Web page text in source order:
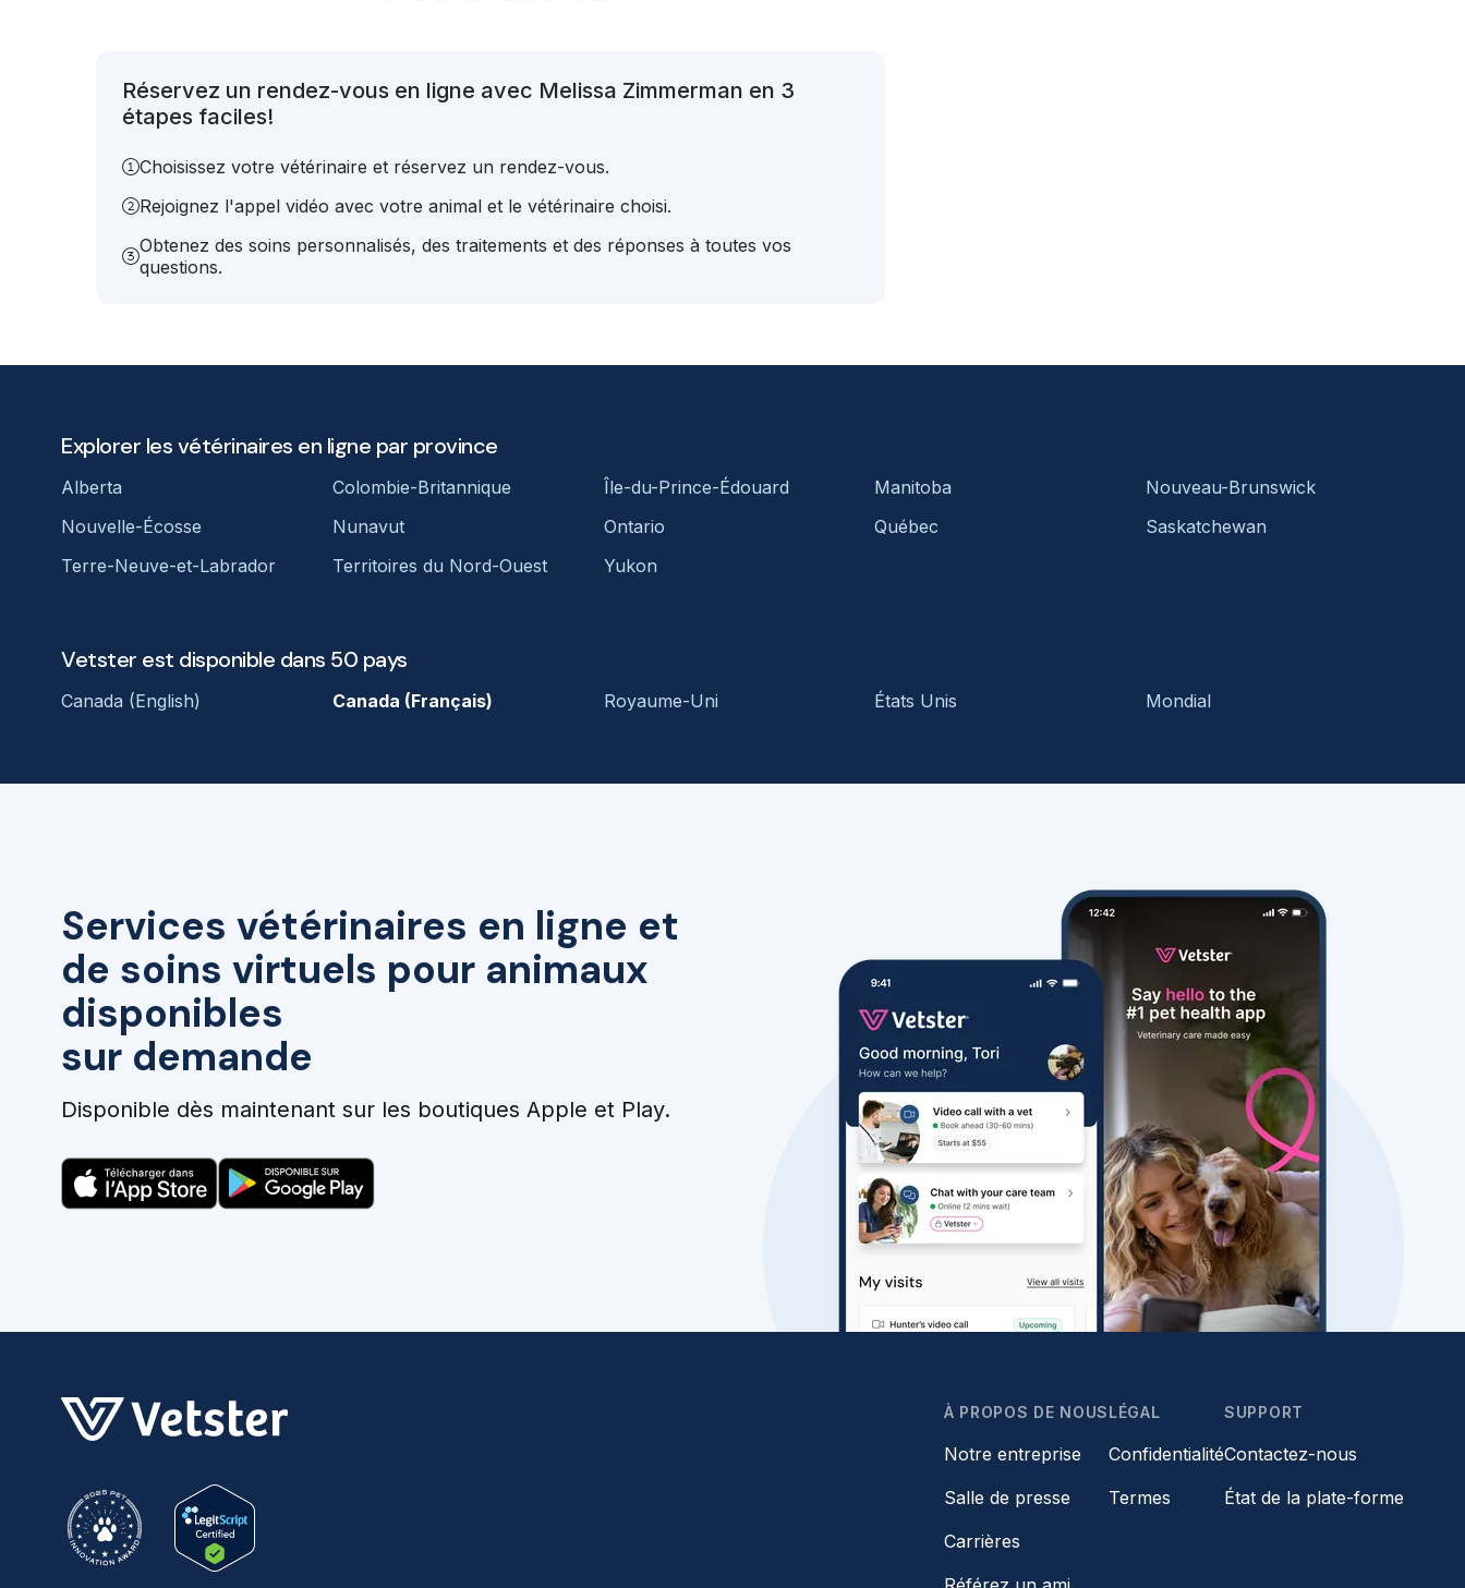
Réservez un rendez-vous en ligne avec Melissa Zimmerman en 3
étapes faciles!
Choisissez votre vétérinaire et réservez un rendez-vous.
Rejoignez l'appel vidéo avec votre animal et le vétérinaire choisi.
Obtenez des soins personnalisés, des traitements et des réponses à toutes vos
questions.
Services vétérinaires en ligne et
de soins virtuels pour animaux
disponibles
sur demande
Disponible dès maintenant sur les boutiques Apple et Play.
Explorer les vétérinaires en ligne par province
Alberta Colombie-Britannique Île-du-Prince-Édouard Manitoba
Nouveau-Brunswick
Nouvelle-Écosse
Nunavut Ontario Québec
Saskatchewan
Terre-Neuve-et-Labrador
Territoires du Nord-Ouest Yukon
Vetster est disponible dans 50 pays
Canada (English) Canada (Français) Royaume-Uni États Unis Mondial
À PROPOS DE NOUS
Notre entreprise
Salle de presse
Carrières
LÉGAL
Confidentialité
Termes
SUPPORT
Contactez-nous
État de la plate-forme